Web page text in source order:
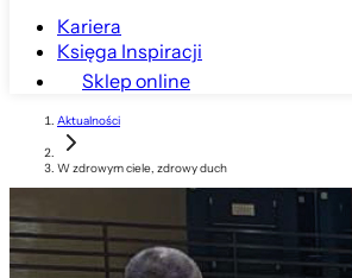
Kariera
Księga Inspiracji
Sklep online
Aktualności
W zdrowym ciele, zdrowy duch